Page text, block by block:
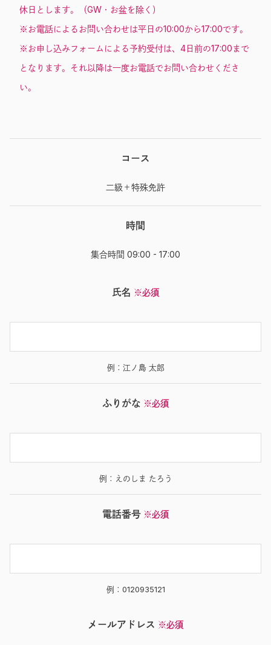
休日とします。（GW・お盆を除く）
※お電話によるお問い合わせは平日の10:00から17:00です。
※お申し込みフォームによる予約受付は、4日前の17:00まで
となります。それ以降は一度お電話でお問い合わせくださ
い。
コース
二級＋特殊免許
時間
集合時間 09:00 - 17:00
氏名 ※必須
例：江ノ島 太郎
ふりがな ※必須
例：えのしま たろう
電話番号 ※必須
例：0120935121
メールアドレス ※必須